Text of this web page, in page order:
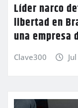
Líder narco
libertad en
una empresa
Clave300